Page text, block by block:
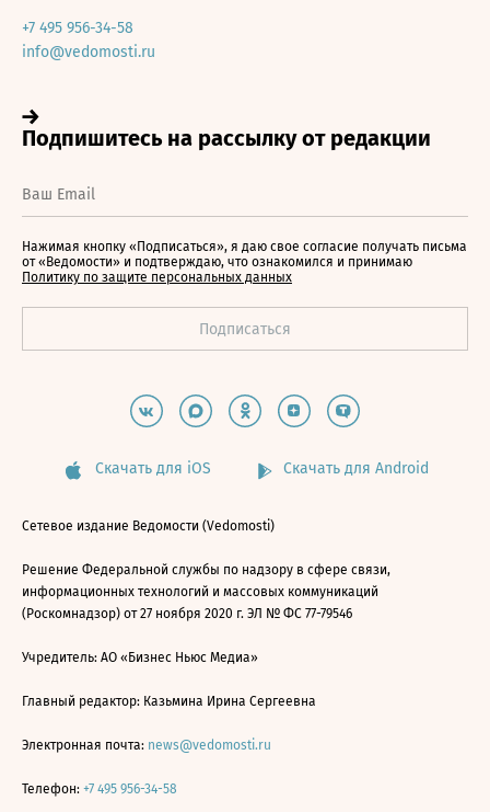
+7 495 956-34-58
info@vedomosti.ru
Нажимая кнопку «Подписаться», я даю свое согласие получать письма
от «Ведомости» и подтверждаю, что ознакомился и принимаю
Политику по защите персональных данных
Скачать для iOS Скачать для Android
Сетевое издание Ведомости (Vedomosti)
Решение Федеральной службы по надзору в сфере связи,
информационных технологий и массовых коммуникаций
(Роскомнадзор) от 27 ноября 2020 г. ЭЛ № ФС 77-79546
Учредитель: АО «Бизнес Ньюс Медиа»
Главный редактор: Казьмина Ирина Сергеевна
Электронная почта: news@vedomosti.ru
Телефон: +7 495 956-34-58